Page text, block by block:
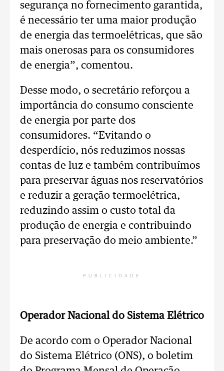
segurança no fornecimento garantida,
é necessário ter uma maior produção
de energia das termoelétricas, que são
mais onerosas para os consumidores
de energia”, comentou.
Desse modo, o secretário reforçou a
importância do consumo consciente
de energia por parte dos
consumidores. “Evitando o
desperdício, nós reduzimos nossas
contas de luz e também contribuímos
para preservar águas nos reservatórios
e reduzir a geração termoelétrica,
reduzindo assim o custo total da
produção de energia e contribuindo
para preservação do meio ambiente.”
PUBLICIDADE
Operador Nacional do Sistema Elétrico
De acordo com o Operador Nacional
do Sistema Elétrico (ONS), o boletim